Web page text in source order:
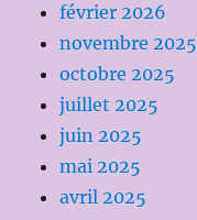
février 2026
novembre 2025
octobre 2025
juillet 2025
juin 2025
mai 2025
avril 2025